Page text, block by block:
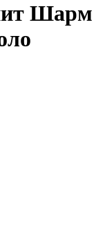
Шарм